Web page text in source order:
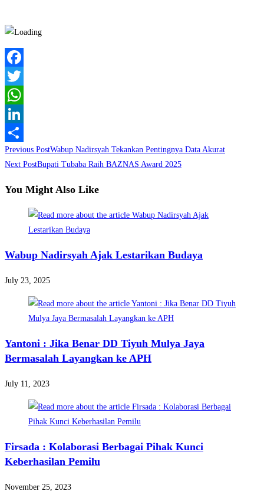
Facebook
Twitter
WhatsApp
LinkedIn
Share
Read
more
articles
Previous PostWabup Nadirsyah Tekankan Pentingnya Data Akurat
Next PostBupati Tubaba Raih BAZNAS Award 2025
You Might Also Like
Wabup Nadirsyah Ajak Lestarikan Budaya
July 23, 2025
Yantoni : Jika Benar DD Tiyuh Mulya Jaya
Bermasalah Layangkan ke APH
July 11, 2023
Firsada : Kolaborasi Berbagai Pihak Kunci
Keberhasilan Pemilu
November 25, 2023